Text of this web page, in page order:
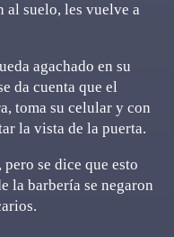
al suelo, les vuelve a
agachado en su
da cuenta que el
toma su celular y con
la vista de la puerta.
se dice que esto
la barbería se negaron